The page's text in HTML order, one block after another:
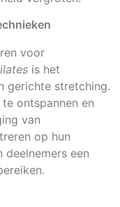
voor
is het
gerichte stretching.
ontspannen en
van
op hun
deelnemers een